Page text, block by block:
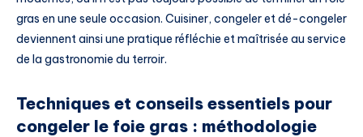
gras en une seule occasion. Cuisiner, congeler et dé-congeler
deviennent ainsi une pratique réfléchie et maîtrisée au service
de la gastronomie du terroir.
Techniques et conseils essentiels pour
congeler le foie gras : méthodologie